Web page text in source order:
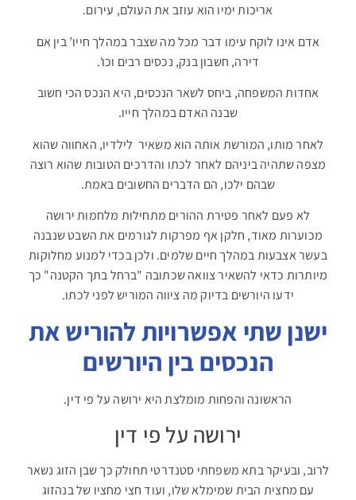
אריכות ימיו הוא עוזב את העולם, עירום.
אדם אינו לוקח עימו דבר מכל מה שצבר במהלך חייו’ בין אם
דירה, חשבון בנק, נכסים רבים וכו'.
אחדות המשפחה, ביחס לשאר הנכסים, היא הנכס הכי חשוב
שבנה האדם במהלך חייו.
לאחר מותו, המורשת אותה הוא משאיר לילדיו, האחווה שהוא
מצפה שתהיה ביניהם לאחר לכתו והדרכים הטובות שהוא רוצה
שבהם ילכו, הם הדברים החשובים באמת.
לא פעם לאחר פטירת ההורים מתחילות מלחמות ירושה
מכוערות מאוד, חלקן אף מפרקות לגורמים את השבט שנבנה
בעשר אצבעות במהלך חיים שלמים. ולכן בכדי למנוע מחלוקות
מיותרות כדאי להשאיר צוואה שכתובה "ברחל בתך הקטנה" כך
ידעו היורשים בדיוק מה ציווה המוריש לפני לכתו.
ישנן שתי אפשרויות להוריש את
הנכסים בין היורשים
הראשונה והפחות מומלצת היא ירושה על פי דין.
ירושה על פי דין
לרוב, ובעיקר בתא משפחתי סטנדרטי תחולק כך שבן הזוג נשאר
עם מחצית הבית שמימלא שלו, ועוד חצי מחציו של בנהזוג